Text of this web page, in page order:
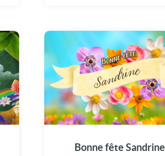
Bonne fête
Le 2 avril, découvrez notre vidéo